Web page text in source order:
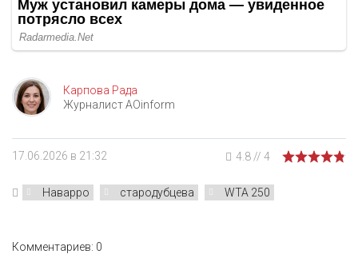
Карпова Рада
Журналист AOinform
17.06.2026 в 21:32 4.8 // 4
Наварро стародубцева WTA 250
Комментариев: 0